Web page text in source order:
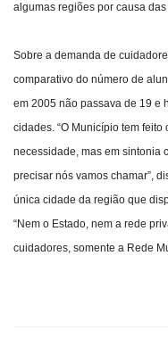
algumas regiões por causa
Sobre a demanda de
comparativo do número de
em 2005 não passava de 19 e
cidades. “O Município tem
necessidade, mas em sintonia
precisar nós vamos chamar”,
única cidade da região que
“Nem o Estado, nem a rede
cuidadores, somente a Rede